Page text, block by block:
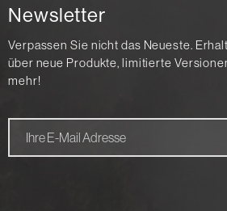
Newsletter
Verpassen Sie nicht das Neueste.
über neue Produkte, limitierte
mehr!